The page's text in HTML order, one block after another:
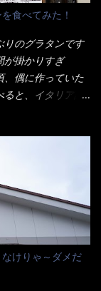
開けると・・・ な
末スープ！ やは
・・・だって透
ねぇ～（コスト
を勧めている。
生卵を用意しま
て完成です。 ど
い！？ 笑 マルタ
ライ・ノンスチー
トめんです。 豚
とコクが凝縮さ
とごま油を使用
調味油をスープ
食べてみた！
のグラタンです
が掛かりすぎ
、偶に作っていた
と、イタリア語
ようで、パック
な差が出てい
かり確認し買う
り差がでてるだ
・・・結構美味し
ニの絡まった食
プーンを使って
けりゃ～ダメだ